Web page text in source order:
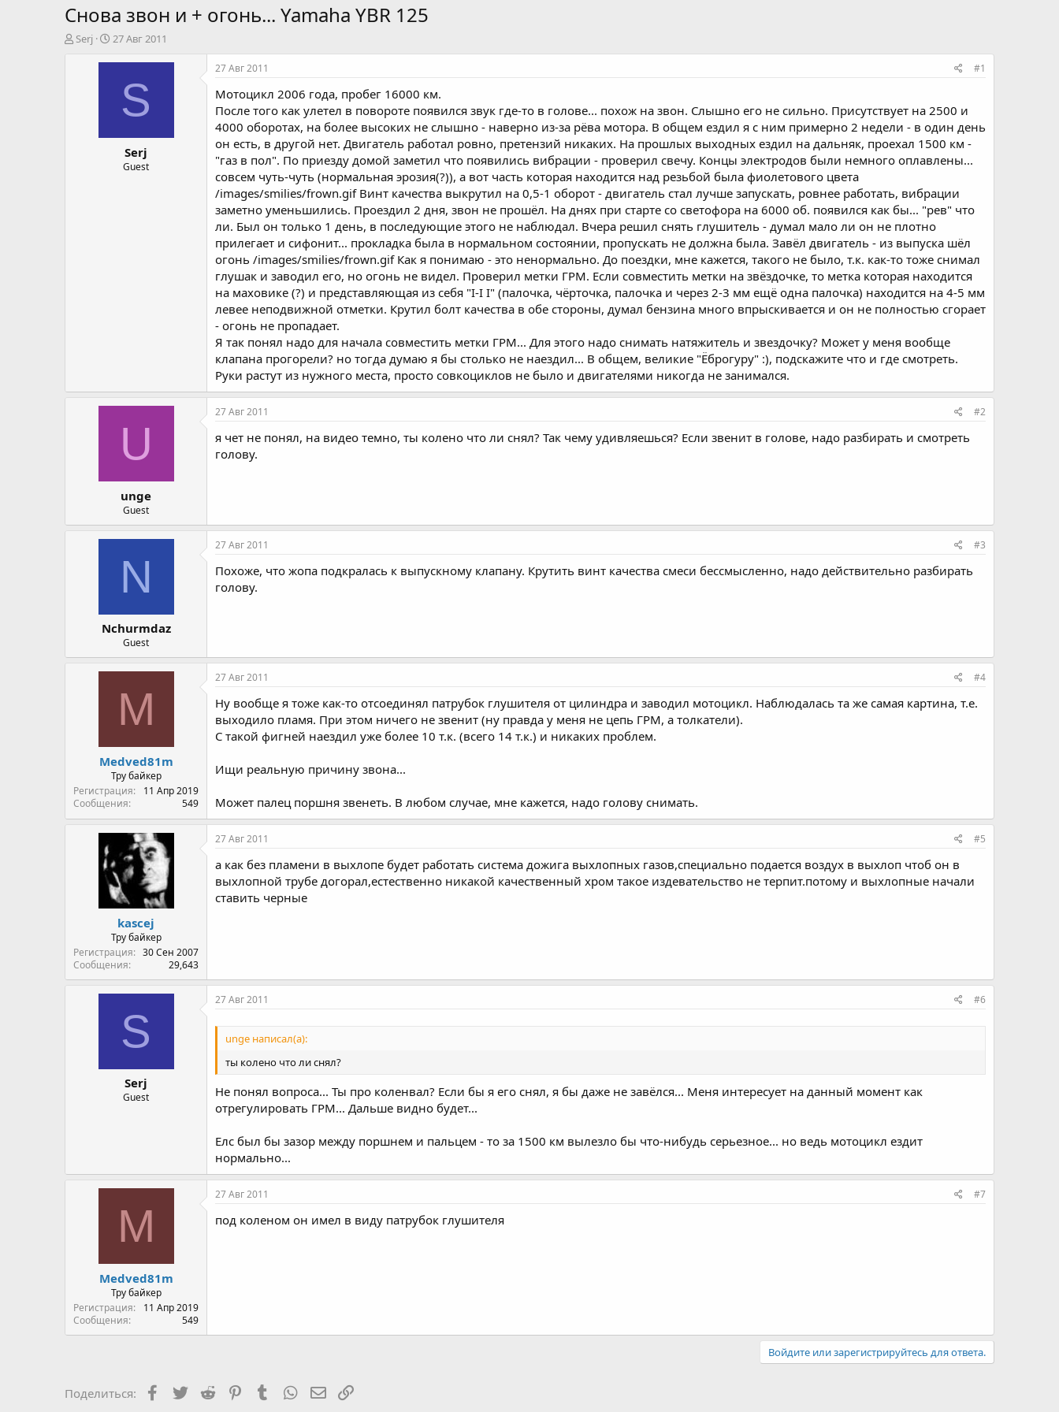
Снова звон и + огонь... Yamaha YBR 125
А
Serj
Д
т
а
27 Авг 2011
S
Serj
Guest
27 Авг 2011 #1
Мотоцикл 2006 года, пробег 16000 км.
После того как улетел в повороте появился звук где-то в голове... похож на звон. Слышно его не сильно. Присутствует на 2500 и
4000 оборотах, на более высоких не слышно - наверно из-за рёва мотора. В общем ездил я с ним примерно 2 недели - в один день
он есть, в другой нет. Двигатель работал ровно, претензий никаких. На прошлых выходных ездил на дальняк, проехал 1500 км -
"газ в пол". По приезду домой заметил что появились вибрации - проверил свечу. Концы электродов были немного оплавлены...
совсем чуть-чуть (нормальная эрозия(?)), а вот часть которая находится над резьбой была фиолетового цвета
/images/smilies/frown.gif Винт качества выкрутил на 0,5-1 оборот - двигатель стал лучше запускать, ровнее работать, вибрации
заметно уменьшились. Проездил 2 дня, звон не прошёл. На днях при старте со светофора на 6000 об. появился как бы... "рев" что
ли. Был он только 1 день, в последующие этого не наблюдал. Вчера решил снять глушитель - думал мало ли он не плотно
прилегает и сифонит... прокладка была в нормальном состоянии, пропускать не должна была. Завёл двигатель - из выпуска шёл
огонь /images/smilies/frown.gif Как я понимаю - это ненормально. До поездки, мне кажется, такого не было, т.к. как-то тоже снимал
глушак и заводил его, но огонь не видел. Проверил метки ГРМ. Если совместить метки на звёздочке, то метка которая находится
на маховике (?) и представляющая из себя "I-I I" (палочка, чёрточка, палочка и через 2-3 мм ещё одна палочка) находится на 4-5 мм
левее неподвижной отметки. Крутил болт качества в обе стороны, думал бензина много впрыскивается и он не полностью сгорает
- огонь не пропадает.
Я так понял надо для начала совместить метки ГРМ... Для этого надо снимать натяжитель и звездочку? Может у меня вообще
клапана прогорели? но тогда думаю я бы столько не наездил... В общем, великие "Ёброгуру" :), подскажите что и где смотреть.
Руки растут из нужного места, просто совкоциклов не было и двигателями никогда не занимался.
U
unge
Guest
27 Авг 2011 #2
я чет не понял, на видео темно, ты колено что ли снял? Так чему удивляешься? Если звенит в голове, надо разбирать и смотреть
голову.
N
Nchurmdaz
Guest
27 Авг 2011 #3
Похоже, что жопа подкралась к выпускному клапану. Крутить винт качества смеси бессмысленно, надо действительно разбирать
голову.
M
Medved81m
Тру байкер
Регистрация
11 Апр 2019
Сообщения
549
27 Авг 2011 #4
Ну вообще я тоже как-то отсоединял патрубок глушителя от цилиндра и заводил мотоцикл. Наблюдалась та же самая картина, т.е.
выходило пламя. При этом ничего не звенит (ну правда у меня не цепь ГРМ, а толкатели).
С такой фигней наездил уже более 10 т.к. (всего 14 т.к.) и никаких проблем.
Ищи реальную причину звона...
Может палец поршня звенеть. В любом случае, мне кажется, надо голову снимать.
kascej
Тру байкер
Регистрация
30 Сен 2007
Сообщения
29,643
27 Авг 2011 #5
а как без пламени в выхлопе будет работать система дожига выхлопных газов,специально подается воздух в выхлоп чтоб он в
выхлопной трубе догорал,естественно никакой качественный хром такое издевательство не терпит.потому и выхлопные начали
ставить черные
S
Serj
Guest
27 Авг 2011 #6
unge написал(а):
ты колено что ли снял?
Не понял вопроса... Ты про коленвал? Если бы я его снял, я бы даже не завёлся... Меня интересует на данный момент как
отрегулировать ГРМ... Дальше видно будет...
Елс был бы зазор между поршнем и пальцем - то за 1500 км вылезло бы что-нибудь серьезное... но ведь мотоцикл ездит
нормально...
M
Medved81m
Тру байкер
Регистрация
11 Апр 2019
Сообщения
549
27 Авг 2011 #7
под коленом он имел в виду патрубок глушителя
Войдите или зарегистрируйтесь для ответа.
Поделиться: Facebook
TwitterReddit PinterestTumblrWhatsAppЭлектронная почта
Ссылка